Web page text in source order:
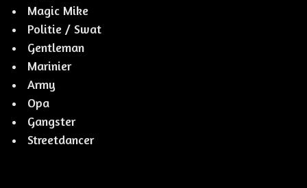
Magic Mike
Politie / Swat
Gentleman
Marinier
Army
Opa
Gangster
Streetdancer